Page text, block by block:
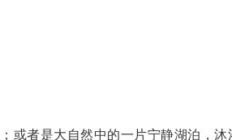
者是大自然中的一片宁静湖泊，沐